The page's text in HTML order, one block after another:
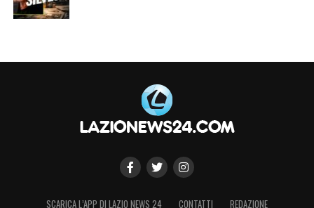
SCARICA L’APP DI LAZIO NEWS 24 CONTATTI REDAZIONE